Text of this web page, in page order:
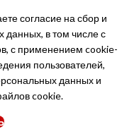
согласие на сбор и
данных, в том числе с
с применением cookie-
пользователей,
данных и
cookie.